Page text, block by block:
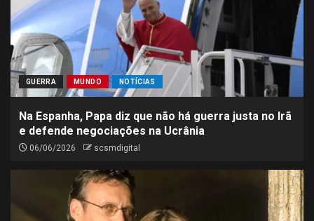
GUERRA MUNDO NOTÍCIAS
Na Espanha, Papa diz que não há guerra justa no Irã
e defende negociações na Ucrânia
06/06/2026 scsmdigital